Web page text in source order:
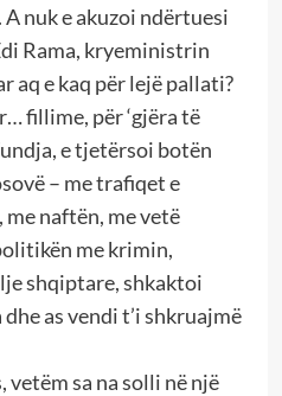
nuk e akuzoi ndërtuesi
Rama, kryeministrin
aq e kaq për lejë pallati?
fillime, për ‘gjëra të
e tjetërsoi botën
– me trafiqet e
naftën, me vetë
me krimin,
shqiptare, shkaktoi
as vendi t’i shkruajmë
vetëm sa na solli në një